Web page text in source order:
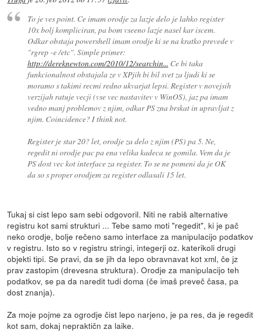
To je ves point. Ce imam orodje za lazje delo je lahko register
10x bolj kompliciran, pa bom vseeno lazje nasel kar iscem.
Odkar obstaja powershell imam orodje ki se na kratko prevede v
"rgrep -e /etc". Simple primer:
http://dereknewton.com/2010/12/searchin... Ce bi taka
funkcionalnost obstajala ze v XPjih bi bil svet za ljudi ki se
moramo s takimi recmi redno ukvarjat lepsi. Register v novejsih
verzijah ratuje vecji (vse vec nastavitev v WinOS), jaz pa imam
vedno manj problemov z njim, odkar PS zna brskat in upravljat z
njim. Coincidence? I think not.
Register je star 20? let, orodje za delo z njim (PS) pa 5. Ne,
regedit ni orodje pac pa ena velika kadeca se gomila. Vem da je
PS dost vec kot interface za register. To se ne pomeni da je OK
da so s proper orodjem za register odlasali 15 let.
Tukaj si cist lepo sam sebi odgovoril. Niti ne rabiš alternative
registru kot sami strukturi ... Tebe samo moti "regedit", ki je pač
neko orodje, bolje rečeno samo interface za manipulacijo podatkov
v registru. Isto so v registru stringi, integerji oz. katerikoli drugi
objekti tipi. Se pravi, da se jih da lepo obravnavat kot xml, če jz
prav zastopim (drevesna struktura). Orodje za manipulacijo teh
podatkov, se pa da naredit tudi doma (če imaš preveč časa, pa
dost znanja).
Za moje pojme za ogrodje čist lepo narjeno, je pa res, da je regedit
kot sam, dokaj nepraktičn za laike.